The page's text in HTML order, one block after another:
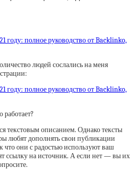
людей сослались на меня
текстовым описанием. Однако тексты
любят дополнять свои публикации
что они с радостью используют ваш
ссылку на источник. А если нет — вы их